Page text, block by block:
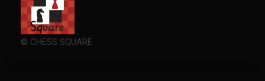
© CHESS SQUARE